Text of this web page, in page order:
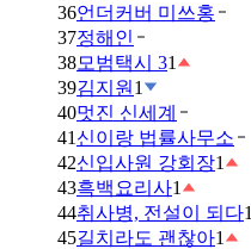
36언더커버 미쓰홍
37정해인
38모범택시 31
39김지원 1
40멋진 신세계
41 신이랑 법률사무소
42신입사원 강회장1
43흑백요리사1
44취사병, 전설이 되다1
45길치라도 괜찮아1